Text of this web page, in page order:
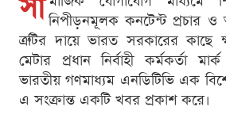
সা নিপীড়নমূলক কনটেন্ট প্রচার ও
ত্রুটির দায়ে ভারত সরকারের কাছে
মেটার প্রধান নির্বাহী কর্মকর্তা
ভারতীয় গণমাধ্যম এনডিটিভি এক
এ সংক্রান্ত একটি খবর প্রকাশ করে।